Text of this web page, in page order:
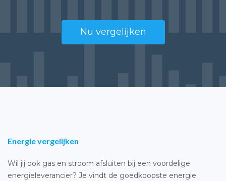
Nu vergelijken
Energie vergelijken
Wil jij ook gas en stroom afsluiten bij een voordelige
energieleverancier? Je vindt de goedkoopste energie